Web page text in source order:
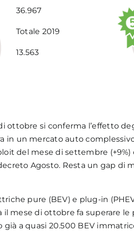
36.967
Totale 2019
13.563
ottobre si conferma l’effetto
in un mercato auto
del mese di settembre
Agosto. Resta un gap di
pure (BEV) e plug-in
il mese di ottobre fa superare
già a quasi 20.500 BEV